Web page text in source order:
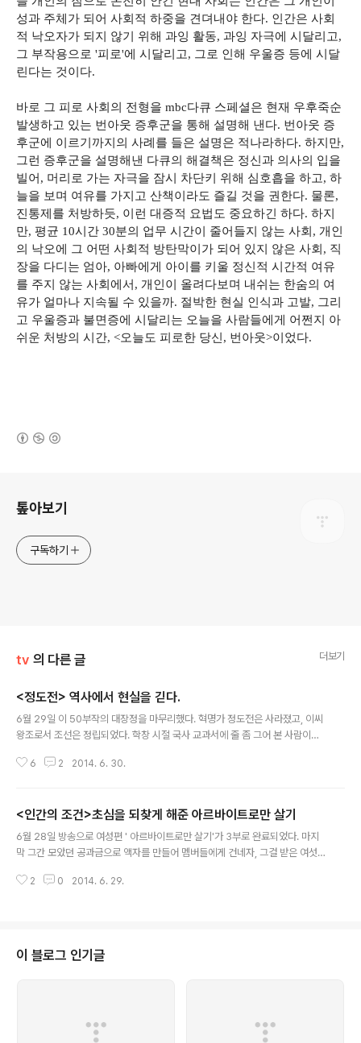
성과 주체가 되어 사회적 하중을 견뎌내야 한다. 인간은 사회
적 낙오자가 되지 않기 위해 과잉 활동, 과잉 자극에 시달리고,
그 부작용으로 '피로'에 시달리고, 그로 인해 우울증 등에 시달
린다는 것이다.
바로 그 피로 사회의 전형을 mbc다큐 스페셜은 현재 우후죽순
발생하고 있는 번아웃 증후군을 통해 설명해 낸다. 번아웃 증
후군에 이르기까지의 사례를 들은 설명은 적나라하다. 하지만,
그런 증후군을 설명해낸 다큐의 해결책은 정신과 의사의 입을
빌어, 머리로 가는 자극을 잠시 차단키 위해 심호흡을 하고, 하
늘을 보며 여유를 가지고 산책이라도 즐길 것을 권한다. 물론,
진통제를 처방하듯, 이런 대증적 요법도 중요하긴 하다. 하지
만, 평균 10시간 30분의 업무 시간이 줄어들지 않는 사회, 개인
의 낙오에 그 어떤 사회적 방탄막이가 되어 있지 않은 사회, 직
장을 다디는 엄아, 아빠에게 아이를 키울 정신적 시간적 여유
를 주지 않는 사회에서, 개인이 올려다보며 내쉬는 한숨의 여
유가 얼마나 지속될 수 있을까. 절박한 현실 인식과 고발, 그리
고 우울증과 불면증에 시달리는 오늘을 사람들에게 어쩐지 아
쉬운 처방의 시간, <오늘도 피로한 당신, 번아웃>이었다.
톺아보기
구독하기
tv 의 다른 글 더보기
<정도전> 역사에서 현실을 긷다.
6월 29일 이 50부작의 대장정을 마무리했다. 혁명가 정도전은 사라졌고, 이씨
왕조로서 조선은 정립되었다. 학창 시절 국사 교과서에 줄 좀 그어 본 사람이라
방원을 조선의 기틀을 닦은 왕이라 정의내린다. 아버지 태조 이성계가 만든 조
세운 조선의 기틀의 대부분을 정도전에게 빚졌다는 사실을 알게 되었을 것이다.
정도전의 죽음은, 우리가 역사를 통해 익히 알고 있는 혁명의 설계자들의 죽음
과 그리 다르지 않다. 프랑스 혁명을 이끌었던 로베스 피에르와 당통은 결국 그
6 2 2014. 6. 30.
<인간의 조건>초심을 되찾게 해준 아르바이트로만 살기
6월 28일 방송으로 여성편 ' 아르바이트로만 살기'가 3부로 완료되었다. 마지
막 그간 모았던 공과금으로 액자를 만들어 멤버들에게 건네자, 그걸 받은 여섯
다. 살다가 어려운 일이 생겨 돈 오만원이 없을 때, 과연 이렇게 받은 액자 속의
말한다. 그간 몇 번의 미션을 경험했지만, 이번에 미션이 가장 좋았다고, 김지민
만이 아니다. 각자 자신들이 처음 시작했던 그곳을 돌이켜 보게 만들었던 멤버
2 0 2014. 6. 29.
이 블로그 인기글